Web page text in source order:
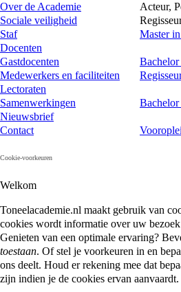
Over de Academie
Sociale veiligheid
Staf
Docenten
Gastdocenten
Medewerkers en faciliteiten
Lectoraten
Samenwerkingen
Nieuwsbrief
Contact
Cookie-voorkeuren
Acteur,
Master
Bachelor
Welkom
Toneelacademie.nl maakt gebruik van
cookies wordt informatie over uw
Genieten van een optimale ervaring?
toestaan. Of stel je voorkeuren in en
ons deelt. Houd er rekening mee dat
zijn indien je de cookies ervan aanvaardt.